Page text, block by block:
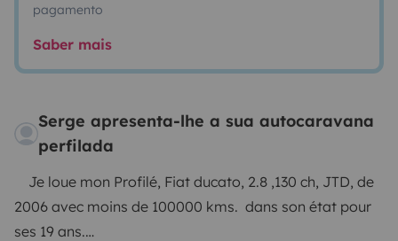
pagamento
Saber mais
Serge apresenta-lhe a sua autocaravana
perfilada
Je loue mon Profilé, Fiat ducato, 2.8 ,130 ch, JTD, de
2006 avec moins de 100000 kms. dans son état pour
ses 19 ans.